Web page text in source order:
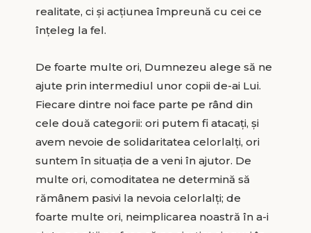
realitate, ci și acțiunea împreună cu cei ce
înțeleg la fel.
De foarte multe ori, Dumnezeu alege să ne
ajute prin intermediul unor copii de-ai Lui.
Fiecare dintre noi face parte pe rând din
cele două categorii: ori putem fi atacați, și
avem nevoie de solidaritatea celorlalți, ori
suntem în situația de a veni în ajutor. De
multe ori, comoditatea ne determină să
rămânem pasivi la nevoia celorlalți; de
foarte multe ori, neimplicarea noastră în a-i